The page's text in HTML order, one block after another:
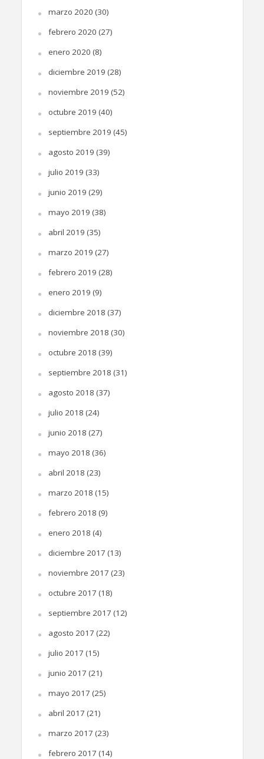
marzo 2020 (30)
febrero 2020 (27)
enero 2020 (8)
diciembre 2019 (28)
noviembre 2019 (52)
octubre 2019 (40)
septiembre 2019 (45)
agosto 2019 (39)
julio 2019 (33)
junio 2019 (29)
mayo 2019 (38)
abril 2019 (35)
marzo 2019 (27)
febrero 2019 (28)
enero 2019 (9)
diciembre 2018 (37)
noviembre 2018 (30)
octubre 2018 (39)
septiembre 2018 (31)
agosto 2018 (37)
julio 2018 (24)
junio 2018 (27)
mayo 2018 (36)
abril 2018 (23)
marzo 2018 (15)
febrero 2018 (9)
enero 2018 (4)
diciembre 2017 (13)
noviembre 2017 (23)
octubre 2017 (18)
septiembre 2017 (12)
agosto 2017 (22)
julio 2017 (15)
junio 2017 (21)
mayo 2017 (25)
abril 2017 (21)
marzo 2017 (23)
febrero 2017 (14)